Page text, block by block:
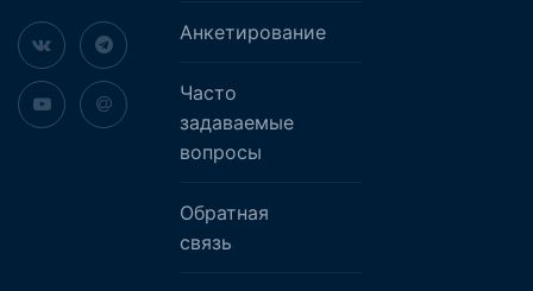
Анкетирование
Часто
задаваемые
вопросы
Обратная
связь